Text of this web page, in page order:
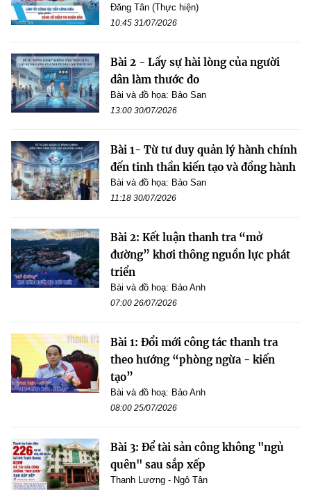
Đăng Tân (Thực hiện)
10:45 31/07/2026
Bài 2 - Lấy sự hài lòng của người
dân làm thước đo
Bài và đồ họa: Bảo San
13:00 30/07/2026
Bài 1- Từ tư duy quản lý hành chính
đến tinh thần kiến tạo và đồng hành
Bài và đồ họa: Bảo San
11:18 30/07/2026
Bài 2: Kết luận thanh tra “mở
đường” khơi thông nguồn lực phát
triển
Bài và đồ hoạ: Bảo Anh
07:00 26/07/2026
Bài 1: Đổi mới công tác thanh tra
theo hướng “phòng ngừa - kiến
tạo”
Bài và đồ hoạ: Bảo Anh
08:00 25/07/2026
Bài 3: Để tài sản công không "ngủ
quên" sau sắp xếp
Thanh Lương - Ngô Tân